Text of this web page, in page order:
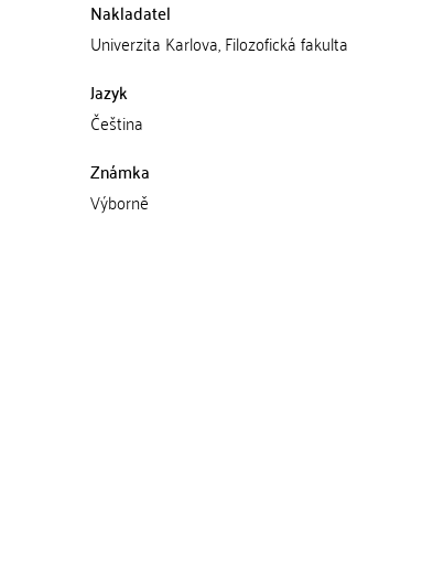
Nakladatel
Univerzita Karlova, Filozofická fakulta
Jazyk
Čeština
Známka
Výborně